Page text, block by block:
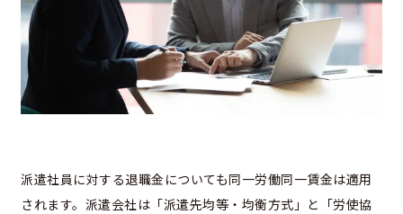
派遣社員に対する退職金についても同一労働同一賃金は適用
されます。派遣会社は「派遣先均等・均衡方式」と「労使協